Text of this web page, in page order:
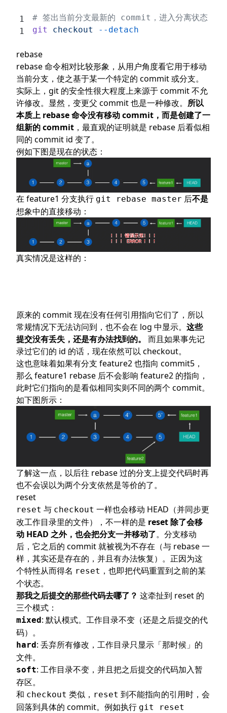
# 签出当前分支最新的 commit，进入分离状态
git
checkout --detach
rebase
rebase 命令相对比较形象，从用户角度看它用于移动
当前分支，使之基于某一个特定的 commit 或分支。
实际上，git 的安全性很大程度上来源于 commit 不允
许修改。显然，变更父 commit 也是一种修改。 所以
本质上 rebase 命令没有移动 commit，而是创建了一
组新的 commit ，最直观的证明就是 rebase 后看似相
同的 commit id 变了。
例如下图是现在的状态：
在 feature1 分支执行 git rebase master 后不是
想象中的直接移动：
真实情况是这样的：
原来的 commit 现在没有任何引用指向它们了，所以
常规情况下无法访问到，也不会在 log 中显示。这些
提交没有丢失，还是有办法找到的。
而且如果事先记
录过它们的 id 的话，现在依然可以 checkout。
这也意味着如果有分支 feature2 也指向 commit5，
那么 feature1 rebase 后不会影响 feature2 的指向，
此时它们指向的是看似相同实则不同的两个 commit。
如下图所示：
了解这一点，以后往 rebase 过的分支上提交代码时再
也不会误以为两个分支依然是等价的了。
reset
reset 与 checkout 一样也会移动 HEAD（并同步更
改工作目录里的文件），不一样的是 reset 除了会移
动 HEAD 之外，也会把分支一并移动了。分支移动
后，它之后的 commit 就被视为不存在（与 rebase 一
样，其实还是存在的，并且有办法恢复）。正因为这
个特性从而得名 reset ，也即把代码重置到之前的某
个状态。
那我之后提交的那些代码去哪了？ 这牵扯到 reset 的
三个模式：
mixed: 默认模式。工作目录不变（还是之后提交的代
码）。
hard: 丢弃所有修改，工作目录只显示「那时候」的
文件。
soft: 工作目录不变，并且把之后提交的代码加入暂
存区。
和 checkout 类似， reset 到不能指向的引用时，会
回落到具体的 commit。例如执行 git reset